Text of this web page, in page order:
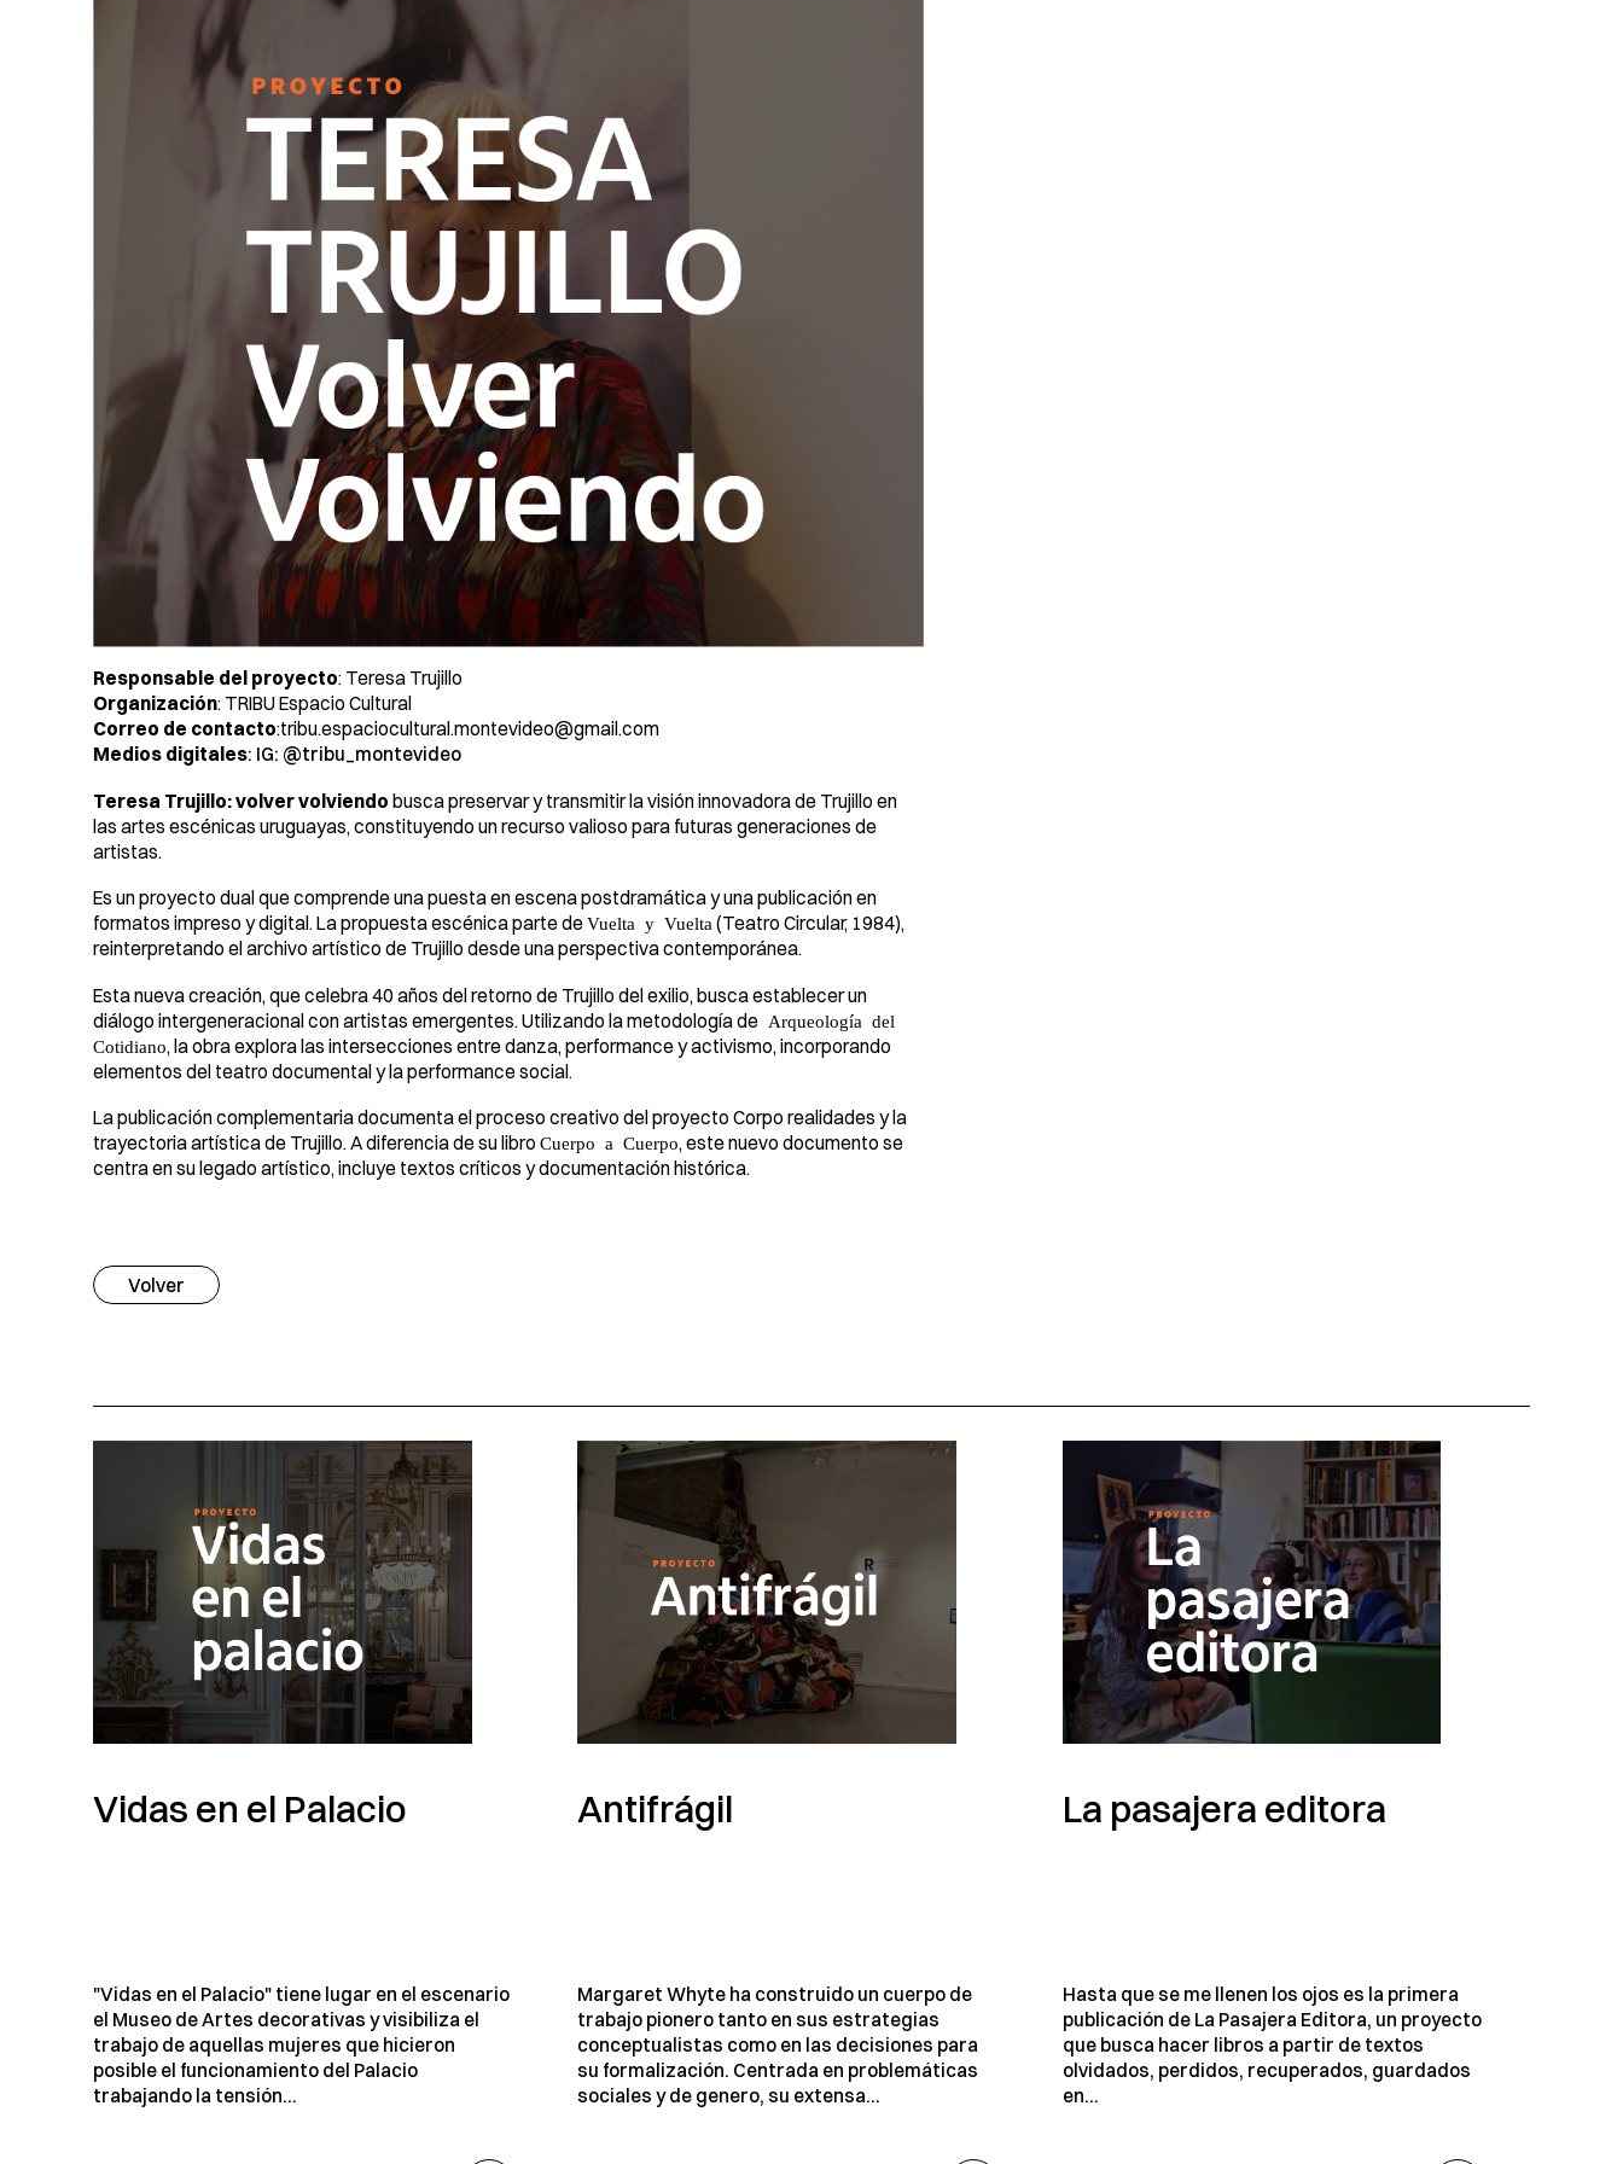
Responsable del proyecto: Teresa Trujillo
Organización: TRIBU Espacio Cultural
Correo de contacto:tribu.espaciocultural.montevideo@gmail.com
Medios digitales: IG: @tribu_montevideo
Teresa Trujillo: volver volviendo busca preservar y transmitir la visión innovadora de Trujillo en
las artes escénicas uruguayas, constituyendo un recurso valioso para futuras generaciones de
artistas.
Es un proyecto dual que comprende una puesta en escena postdramática y una publicación en
formatos impreso y digital. La propuesta escénica parte de Vuelta y Vuelta (Teatro Circular, 1984),
reinterpretando el archivo artístico de Trujillo desde una perspectiva contemporánea.
Esta nueva creación, que celebra 40 años del retorno de Trujillo del exilio, busca establecer un
diálogo intergeneracional con artistas emergentes. Utilizando la metodología de Arqueología del
Cotidiano, la obra explora las intersecciones entre danza, performance y activismo, incorporando
elementos del teatro documental y la performance social.
La publicación complementaria documenta el proceso creativo del proyecto Corpo realidades y la
trayectoria artística de Trujillo. A diferencia de su libro Cuerpo a Cuerpo, este nuevo documento se
centra en su legado artístico, incluye textos críticos y documentación histórica.
Volver
Vidas en el Palacio
"Vidas en el Palacio" tiene lugar en el escenario
el Museo de Artes decorativas y visibiliza el
trabajo de aquellas mujeres que hicieron
posible el funcionamiento del Palacio
trabajando la tensión...
Antifrágil
Margaret Whyte ha construido un cuerpo de
trabajo pionero tanto en sus estrategias
conceptualistas como en las decisiones para
su formalización. Centrada en problemáticas
sociales y de genero, su extensa...
La pasajera editora
Hasta que se me llenen los ojos es la primera
publicación de La Pasajera Editora, un proyecto
que busca hacer libros a partir de textos
olvidados, perdidos, recuperados, guardados
en...